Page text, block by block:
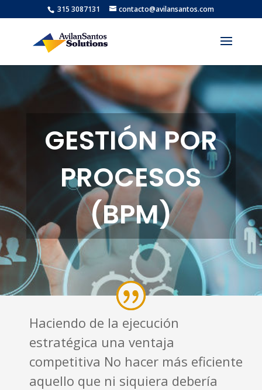
315 3087131 contacto@avilansantos.com
GESTIÓN POR
PROCESOS
(BPM)
Haciendo de la ejecución
estratégica una ventaja
competitiva No hacer más eficiente
aquello que ni siquiera debería